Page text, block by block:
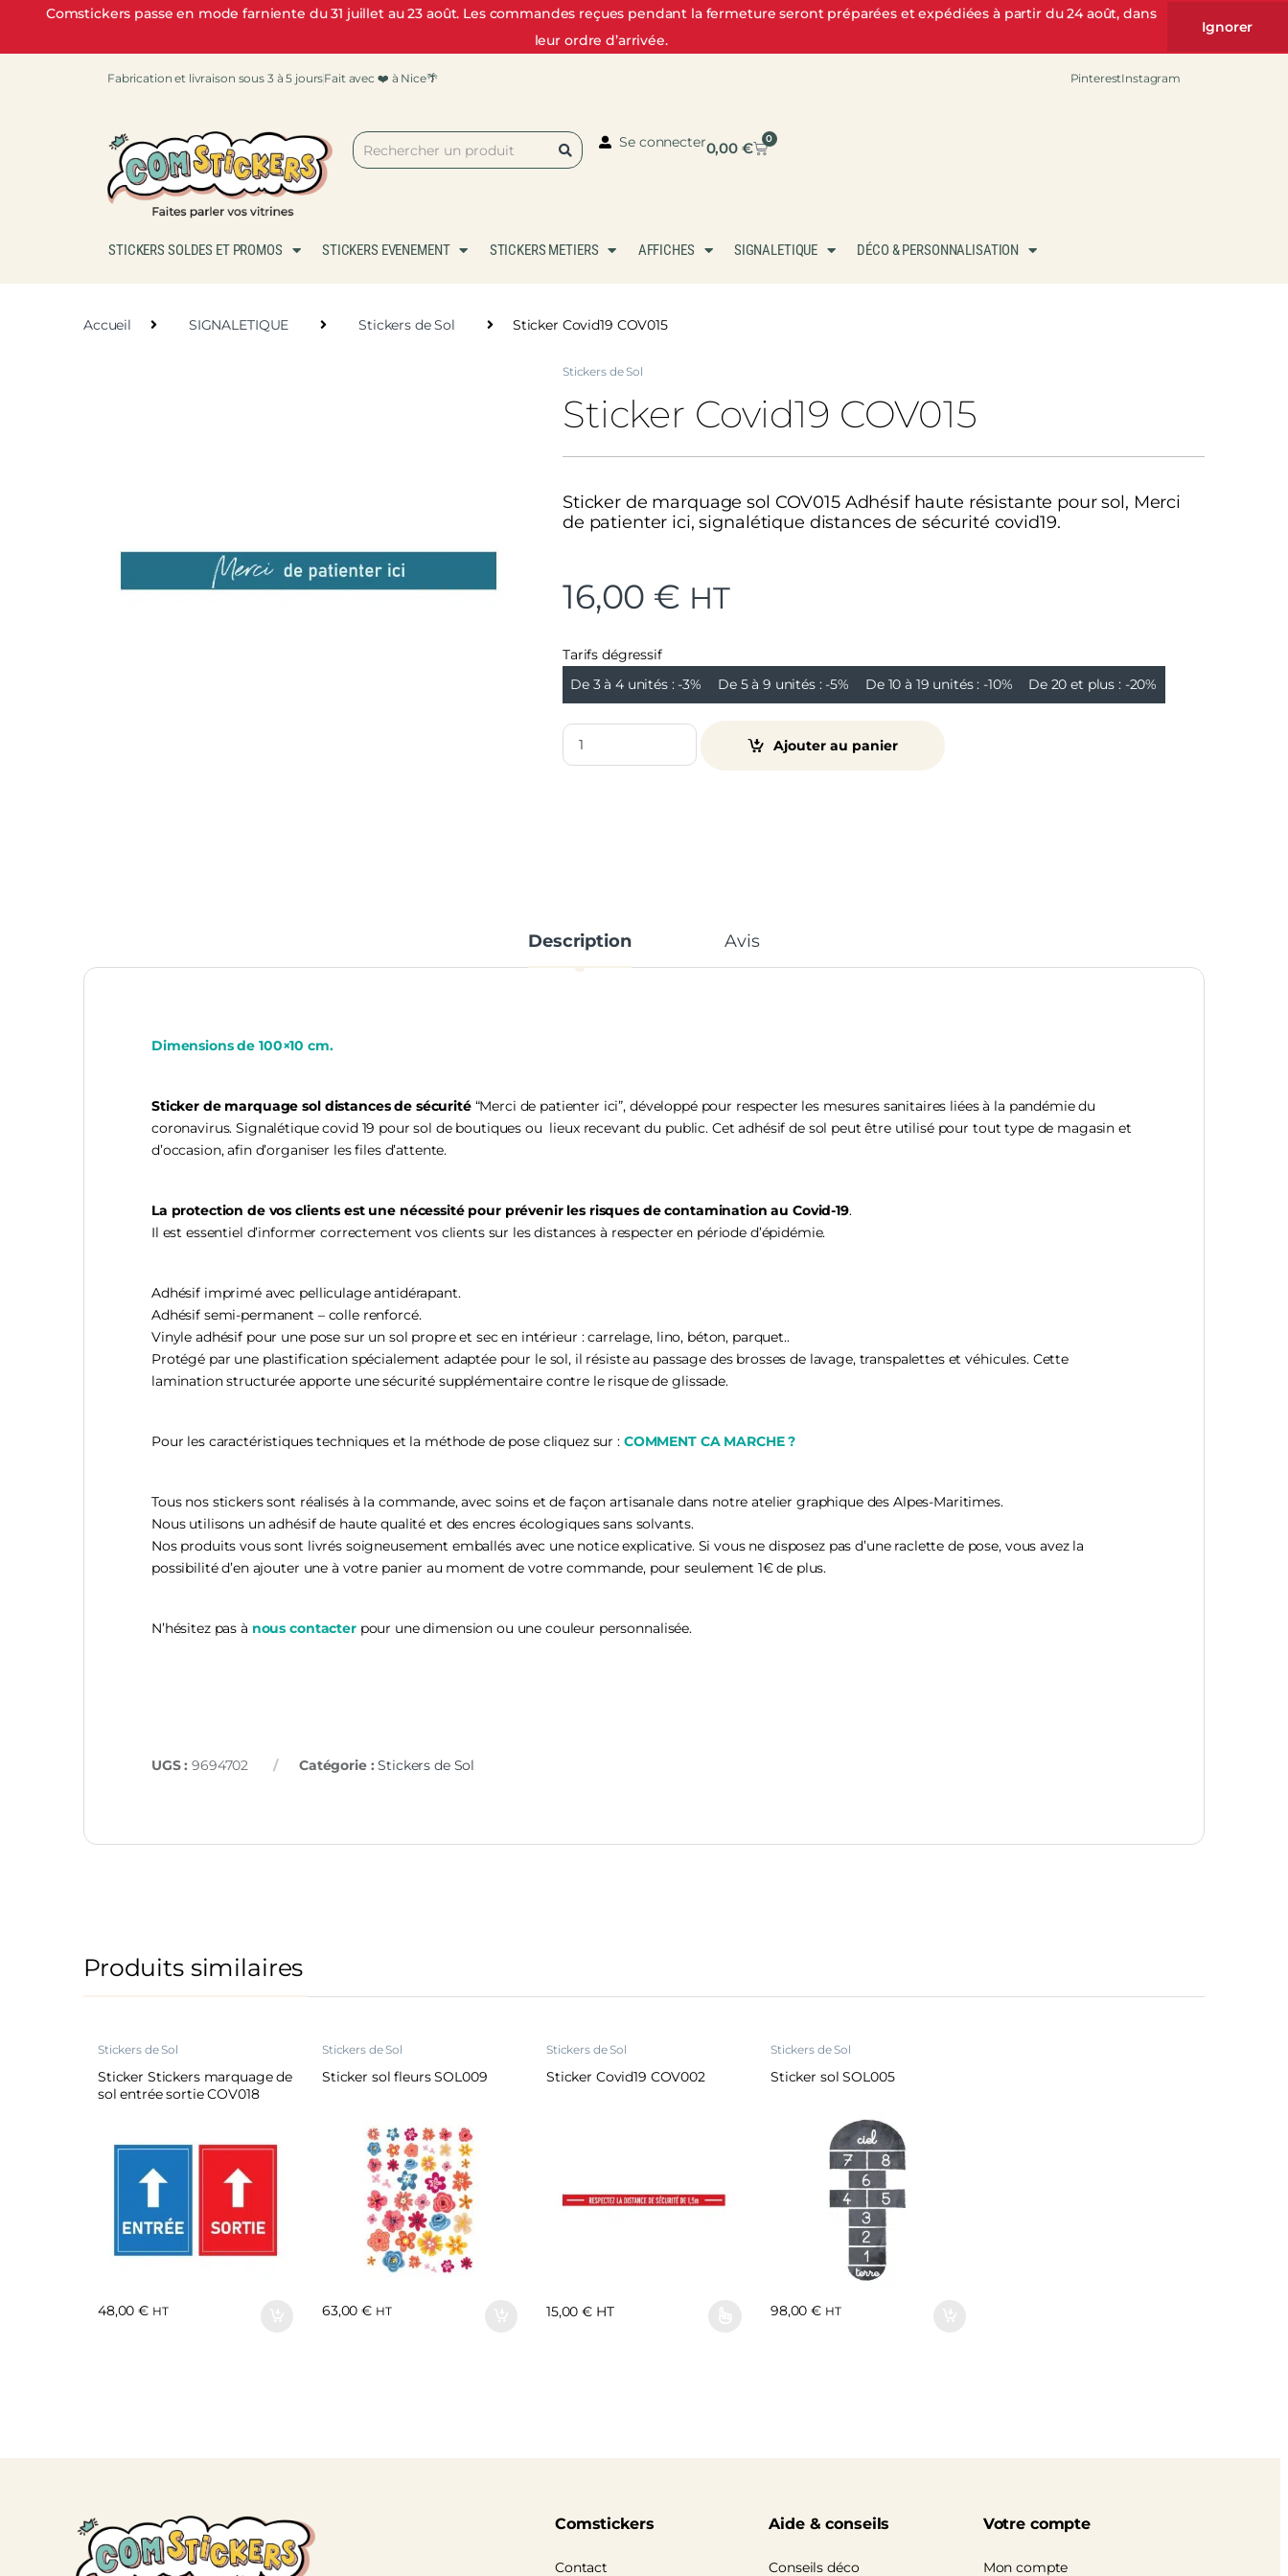
Comstickers passe en mode farniente du 31 juillet au 23 août. Les commandes reçues pendant la fermeture seront préparées et expédiées à partir du 24 août, dans
leur ordre d’arrivée.
Ignorer
Fabrication et livraison sous 3 à 5 joursFait avec ❤️ à Nice🌴 PinterestInstagram
Se connecter0,00 €
0
STICKERS SOLDES ET PROMOS STICKERS EVENEMENT STICKERS METIERS AFFICHES SIGNALETIQUE DÉCO & PERSONNALISATION
Accueil SIGNALETIQUE Stickers de Sol Sticker Covid19 COV015
Stickers de Sol
Sticker Covid19 COV015
Sticker de marquage sol COV015 Adhésif haute résistante pour sol, Merci
de patienter ici, signalétique distances de sécurité covid19.
16,00 € HT
Tarifs dégressif
De 3 à 4 unités :-3% De 5 à 9 unités : -5% De 10 à 19 unités : -10% De 20 et plus : -20%
Ajouter au panier
Description Avis
Dimensions de 100×10 cm.
Sticker de marquage sol distances de sécurité“Merci de patienter ici”, développé pour respecter les mesures sanitaires liées à la pandémie du
coronavirus. Signalétique covid 19 pour sol de boutiques ou lieux recevant du public. Cet adhésif de sol peut être utilisé pour tout type de magasin et
d’occasion, afin d’organiser les files d’attente.
La protection de vos clients est une nécessité pour prévenir les risques de contamination au Covid-19.
Il est essentiel d’informer correctement vos clients sur les distances à respecter en période d’épidémie.
Adhésif imprimé avec pelliculage antidérapant.
Adhésif semi-permanent – colle renforcé.
Vinyle adhésif pour une pose sur un sol propre et sec en intérieur : carrelage, lino, béton, parquet..
Protégé par une plastification spécialement adaptée pour le sol, il résiste au passage des brosses de lavage, transpalettes et véhicules. Cette
lamination structurée apporte une sécurité supplémentaire contre le risque de glissade.
Pour les caractéristiques techniques et la méthode de pose cliquez sur : COMMENT CA MARCHE ?
Tous nos stickers sont réalisés à la commande, avec soins et de façon artisanale dans notre atelier graphique des Alpes-Maritimes.
Nous utilisons un adhésif de haute qualité et des encres écologiques sans solvants.
Nos produits vous sont livrés soigneusement emballés avec une notice explicative. Si vous ne disposez pas d’une raclette de pose, vous avez la
possibilité d’en ajouter une à votre panier au moment de votre commande, pour seulement 1€ de plus.
N’hésitez pas à nous contacterpour une dimension ou une couleur personnalisée.
UGS :9694702 Catégorie :Stickers de Sol
Produits similaires
Stickers de Sol
Sticker Stickers marquage de
sol entrée sortie COV018
48,00€ HT
Stickers de Sol
Sticker sol fleurs SOL009
63,00€ HT
Stickers de Sol
Sticker Covid19 COV002
15,00€ HT
Stickers de Sol
Sticker sol SOL005
98,00€ HT
Comstickers
Contact
Aide & conseils
Conseils déco
Votre compte
Mon compte